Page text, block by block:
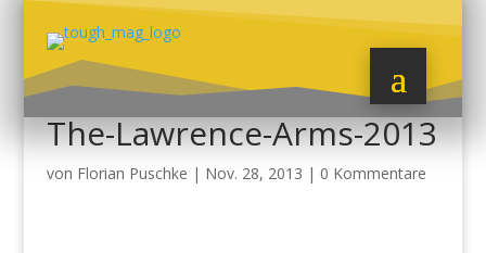
The-Lawrence-Arms-2013
von Florian Puschke | Nov. 28, 2013 | 0 Kommentare